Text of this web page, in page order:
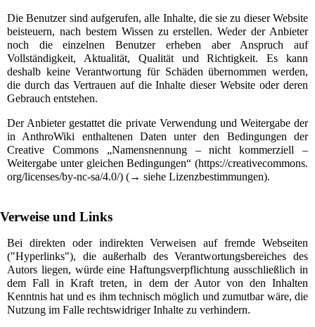
Die Benutzer sind aufgerufen, alle Inhalte, die sie zu dieser Website
beisteuern, nach bestem Wissen zu erstellen. Weder der Anbieter
noch die einzelnen Benutzer erheben aber Anspruch auf
Vollständigkeit, Aktualität, Qualität und Richtigkeit. Es kann
deshalb keine Verantwortung für Schäden übernommen werden,
die durch das Vertrauen auf die Inhalte dieser Website oder deren
Gebrauch entstehen.
Der Anbieter gestattet die private Verwendung und Weitergabe der
in AnthroWiki enthaltenen Daten unter den Bedingungen der
Creative Commons „Namensnennung – nicht kommerziell –
Weitergabe unter gleichen Bedingungen“
(→ siehe Lizenzbestimmungen).
Verweise und Links
Bei direkten oder indirekten Verweisen auf fremde Webseiten
("Hyperlinks"), die außerhalb des Verantwortungsbereiches des
Autors liegen, würde eine Haftungsverpflichtung ausschließlich in
dem Fall in Kraft treten, in dem der Autor von den Inhalten
Kenntnis hat und es ihm technisch möglich und zumutbar wäre, die
Nutzung im Falle rechtswidriger Inhalte zu verhindern.